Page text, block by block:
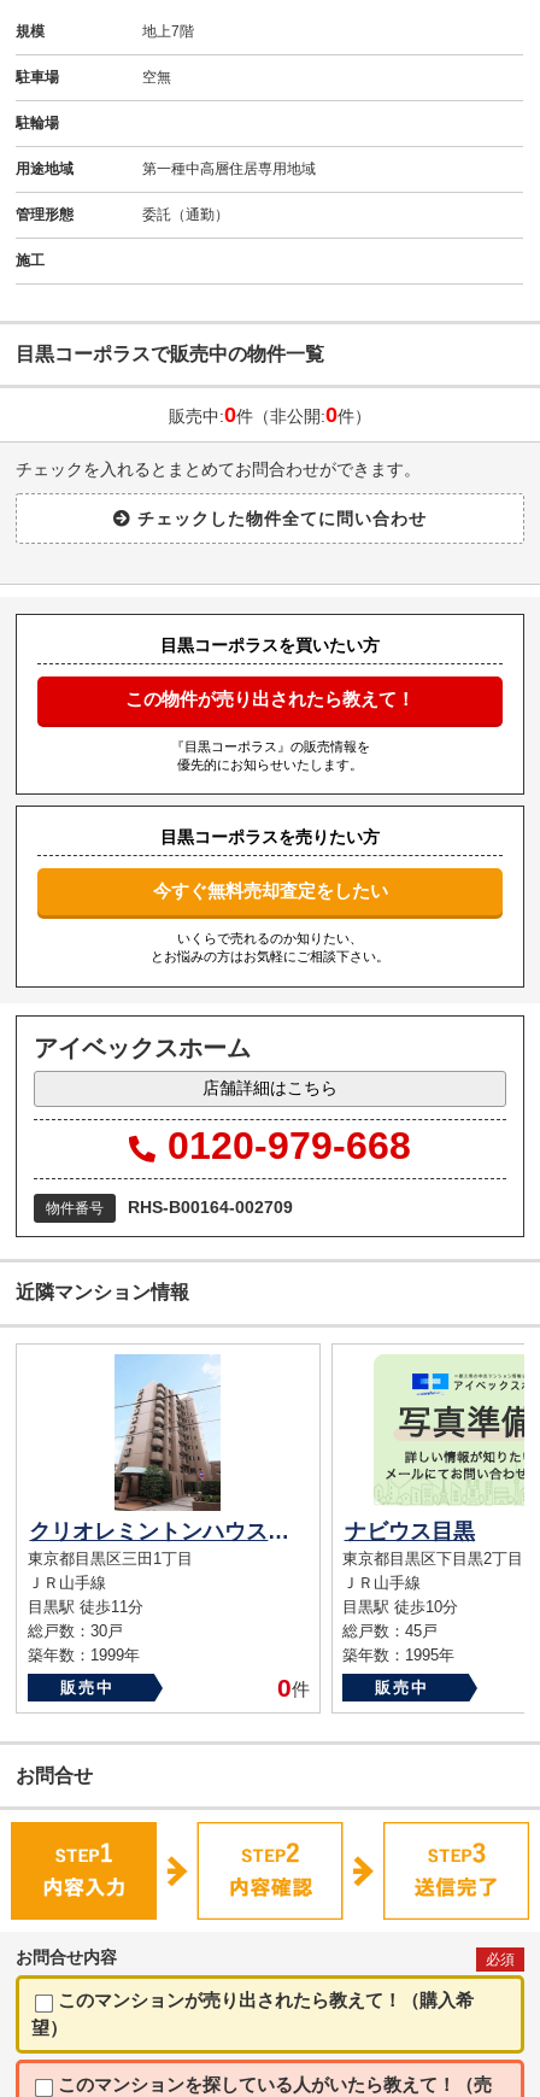
規模 地上7階
駐車場 空無
駐輪場
用途地域 第一種中高層住居専用地域
管理形態 委託（通勤）
施工
目黒コーポラスで販売中の物件一覧
販売中:0件（非公開:0件）
チェックを入れるとまとめてお問合わせができます。
目黒コーポラスを買いたい方
この物件が売り出されたら教えて！
『目黒コーポラス』の販売情報を
優先的にお知らせいたします。
目黒コーポラスを売りたい方
今すぐ無料売却査定をしたい
いくらで売れるのか知りたい、
とお悩みの方はお気軽にご相談下さい。
アイベックスホーム
店舗詳細はこちら
0120-979-668
物件番号 RHS-B00164-002709
近隣マンション情報
クリオレミントンハウス恵比寿
東京都目黒区三田1丁目
ＪＲ山手線
目黒駅 徒歩11分
総戸数：30戸
築年数：1999年
販売中
0件
ナビウス目黒
東京都目黒区下目黒2丁目
ＪＲ山手線
目黒駅 徒歩10分
総戸数：45戸
築年数：1995年
販売中
お問合せ
お問合せ内容 必須
このマンションが売り出されたら教えて！（購入希
望）
このマンションを探している人がいたら教えて！（売